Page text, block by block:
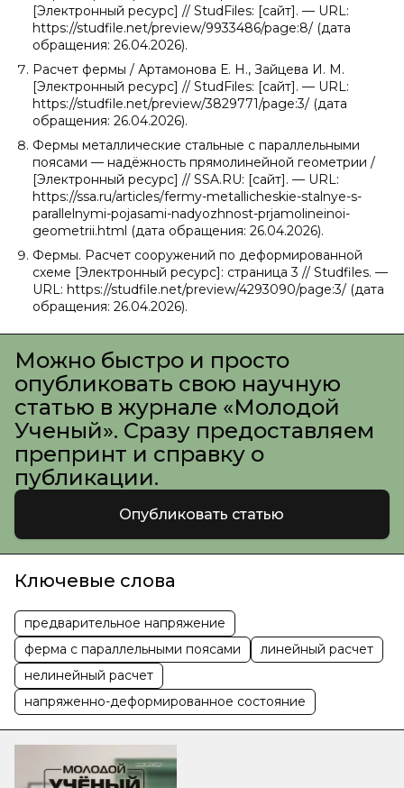
[Электронный ресурс] // StudFiles: [сайт]. — URL:
https://studfile.net/preview/9933486/page:8/ (дата
обращения: 26.04.2026).
Расчет фермы / Артамонова Е. Н., Зайцева И. М.
[Электронный ресурс] // StudFiles: [сайт]. — URL:
https://studfile.net/preview/3829771/page:3/ (дата
обращения: 26.04.2026).
Фермы металлические стальные с параллельными
поясами — надёжность прямолинейной геометрии /
[Электронный ресурс] // SSA.RU: [сайт]. — URL:
https://ssa.ru/articles/fermy-metallicheskie-stalnye-s-
parallelnymi-pojasami-nadyozhnost-prjamolineinoi-
geometrii.html (дата обращения: 26.04.2026).
Фермы. Расчет сооружений по деформированной
схеме [Электронный ресурс]: страница 3 // Studfiles. —
URL: https://studfile.net/preview/4293090/page:3/ (дата
обращения: 26.04.2026).
Можно быстро и просто
опубликовать свою научную
статью в журнале «Молодой
Ученый». Сразу предоставляем
препринт и справку о
публикации.
Опубликовать статью
Ключевые слова
предварительное напряжение
ферма с параллельными поясами
линейный расчет
нелинейный расчет
напряженно-деформированное состояние